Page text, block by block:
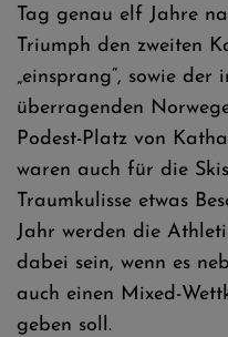
Tag genau elf Jahre
Triumph den zweiten
„einsprang“, sowie der
überragenden
Podest-Platz von
waren auch für die
Traumkulisse etwas
Jahr werden die
dabei sein, wenn es
auch einen Mixed-
geben soll.